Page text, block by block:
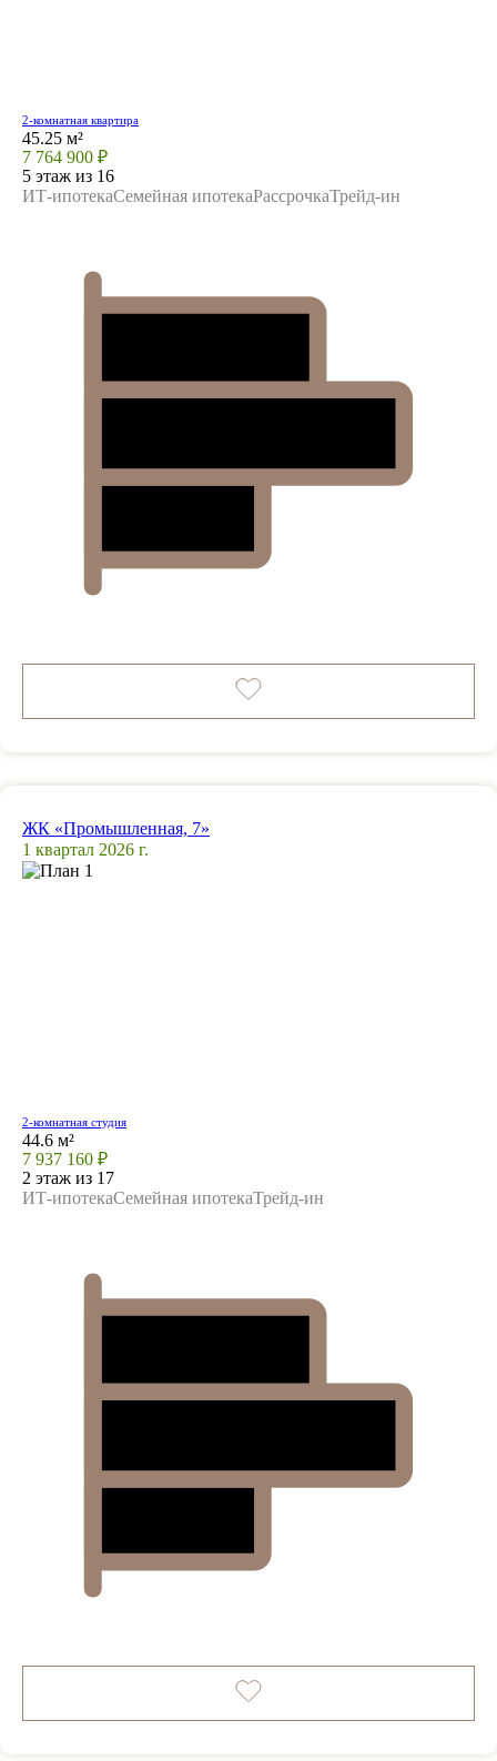
2-комнатная квартира
45.25 м²
7 764 900 ₽
5 этаж из 16
ИТ-ипотекаСемейная ипотекаРассрочкаТрейд-ин
ЖК «Промышленная, 7»
1 квартал 2026 г.
2-комнатная студия
44.6 м²
7 937 160 ₽
2 этаж из 17
ИТ-ипотекаСемейная ипотекаТрейд-ин